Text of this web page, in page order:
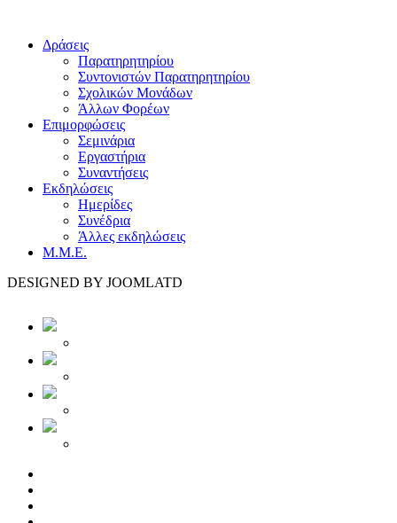
Δράσεις
Παρατηρητηρίου
Συντονιστών Παρατηρητηρίου
Σχολικών Μονάδων
Άλλων Φορέων
Επιμορφώσεις
Σεμινάρια
Εργαστήρια
Συναντήσεις
Εκδηλώσεις
Ημερίδες
Συνέδρια
Άλλες εκδηλώσεις
Μ.Μ.Ε.
DESIGNED BY JOOMLATD